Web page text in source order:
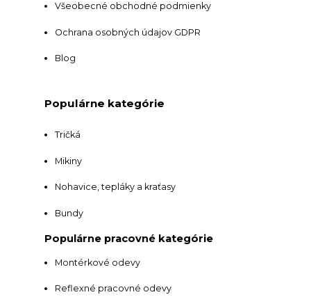
Všeobecné obchodné podmienky
Ochrana osobných údajov GDPR
Blog
Populárne kategórie
Tričká
Mikiny
Nohavice, tepláky a kraťasy
Bundy
Populárne pracovné kategórie
Montérkové odevy
Reflexné pracovné odevy